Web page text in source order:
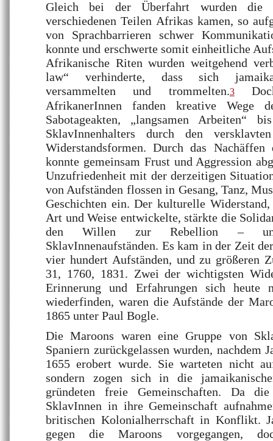
Gleich bei der Überfahrt wurden die
verschiedenen Teilen Afrikas kamen, so
von Sprachbarrieren schwer
konnte und erschwerte somit einheitliche
Afrikanische Riten wurden weitgehend
law“ verhinderte, dass sich
versammelten und trommelten.3
AfrikanerInnen fanden kreative Wege
Sabotageakten, „langsamen Arbeiten“
SklavInnenhalters durch den
Widerstandsformen. Durch das Nachäffen
konnte gemeinsam Frust und Aggression
Unzufriedenheit mit der derzeitigen
von Aufständen flossen in Gesang, Tanz,
Geschichten ein. Der kulturelle
Art und Weise entwickelte, stärkte die
den Willen zur Rebellion –
SklavInnenaufständen. Es kam in der Zeit
vier hundert Aufständen, und zu größeren
31, 1760, 1831. Zwei der wichtigsten
Erinnerung und Erfahrungen sich heute
wiederfinden, waren die Aufstände der
1865 unter Paul Bogle.
Die Maroons waren eine Gruppe von
Spaniern zurückgelassen wurden, nachdem
1655 erobert wurde. Sie warteten nicht
sondern zogen sich in die
gründeten freie Gemeinschaften. Da
SklavInnen in ihre Gemeinschaft
britischen Kolonialherrschaft in Konflikt.
gegen die Maroons vorgegangen,